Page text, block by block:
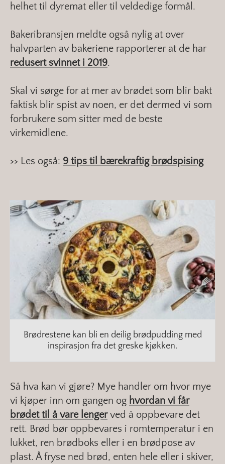
helhet til dyremat eller til veldedige formål.
Bakeribransjen meldte også nylig at over
halvparten av bakeriene rapporterer at de har
redusert svinnet i 2019.
Skal vi sørge for at mer av brødet som blir bakt
faktisk blir spist av noen, er det dermed vi som
forbrukere som sitter med de beste
virkemidlene.
>> Les også: 9 tips til bærekraftig brødspising
Brødrestene kan bli en deilig brødpudding med
inspirasjon fra det greske kjøkken.
Så hva kan vi gjøre? Mye handler om hvor mye
vi kjøper inn om gangen og hvordan vi får
brødet til å vare lengerved å oppbevare det
rett. Brød bør oppbevares i romtemperatur i en
lukket, ren brødboks eller i en brødpose av
plast. Å fryse ned brød, enten hele eller i skiver,